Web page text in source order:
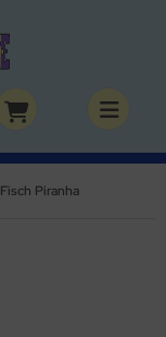
Fisch Piranha